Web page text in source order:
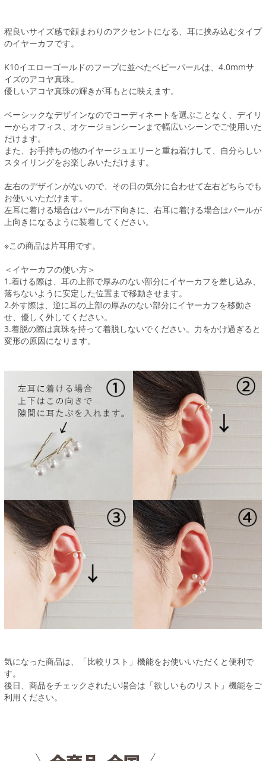
程良いサイズ感で顔まわりのアクセントになる、耳に挟み込むタイプ
のイヤーカフです。
K10イエローゴールドのフープに並べたベビーパールは、4.0mmサ
イズのアコヤ真珠。
優しいアコヤ真珠の輝きが耳もとに映えます。
ベーシックなデザインなのでコーディネートを選ぶことなく、デイリ
ーからオフィス、オケージョンシーンまで幅広いシーンでご使用いた
だけます。
また、お手持ちの他のイヤージュエリーと重ね着けして、自分らしい
スタイリングをお楽しみいただけます。
左右のデザインがないので、その日の気分に合わせて左右どちらでも
お使いいただけます。
左耳に着ける場合はパールが下向きに、右耳に着ける場合はパールが
上向きになるように装着してください。
※この商品は片耳用です。
＜イヤーカフの使い方＞
1.着ける際は、耳の上部で厚みのない部分にイヤーカフを差し込み、
落ちないように安定した位置まで移動させます。
2.外す際は、逆に耳の上部の厚みのない部分にイヤーカフを移動さ
せ、優しく外してください。
3.着脱の際は真珠を持って着脱しないでください。力をかけ過ぎると
変形の原因になります。
気になった商品は、「比較リスト」機能をお使いいただくと便利で
す。
後日、商品をチェックされたい場合は「欲しいものリスト」機能をご
利用ください。